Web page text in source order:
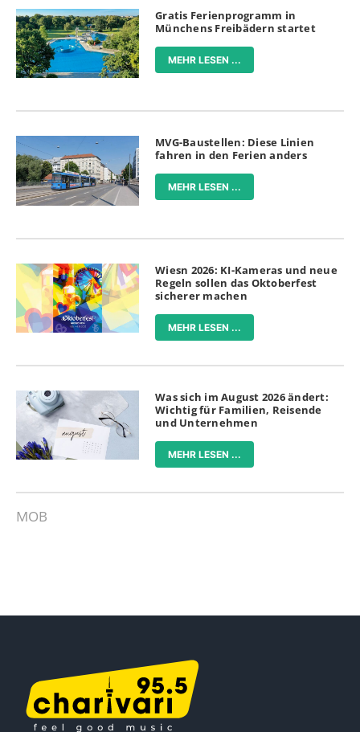
Gratis Ferienprogramm in
Münchens Freibädern startet
MEHR LESEN ...
MVG-Baustellen: Diese Linien
fahren in den Ferien anders
MEHR LESEN ...
Wiesn 2026: KI-Kameras und neue
Regeln sollen das Oktoberfest
sicherer machen
MEHR LESEN ...
Was sich im August 2026 ändert:
Wichtig für Familien, Reisende
und Unternehmen
MEHR LESEN ...
MOB